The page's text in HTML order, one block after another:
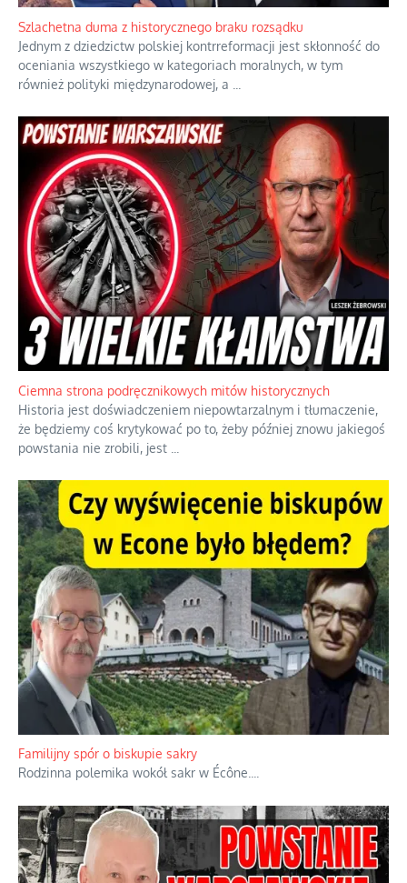
Szlachetna duma z historycznego braku rozsądku
Jednym z dziedzictw polskiej kontrreformacji jest skłonność do
oceniania wszystkiego w kategoriach moralnych, w tym
również polityki międzynarodowej, a
Ciemna strona podręcznikowych mitów historycznych
Historia jest doświadczeniem niepowtarzalnym i tłumaczenie,
że będziemy coś krytykować po to, żeby później znowu jakiegoś
powstania nie zrobili, jest
Familijny spór o biskupie sakry
Rodzinna polemika wokół sakr w Écône.